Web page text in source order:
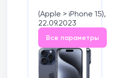
(Apple > iPhone 15),
22.09.2023
Все параметры